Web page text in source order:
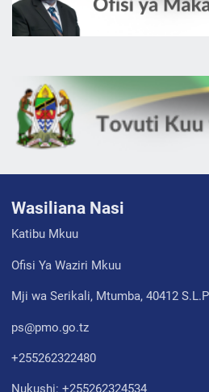
Wasiliana Nasi
Katibu Mkuu
Ofisi Ya Waziri Mkuu
Mji wa Serikali, Mtumba, 40412
ps@pmo.go.tz
+255262322480
Nukushi: +255262324534